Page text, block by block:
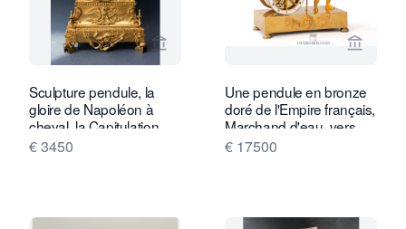
Voir la page vendeur de Van Dreven
Sculpture pendule, la
gloire de Napoléon à
cheval, la Capitulation
d'Ulm, Louis Philippe
€ 3450
Voir la
Une pendule en bronze
doré de l'Empire français,
Marchand d'eau, vers
1810.
€ 17500